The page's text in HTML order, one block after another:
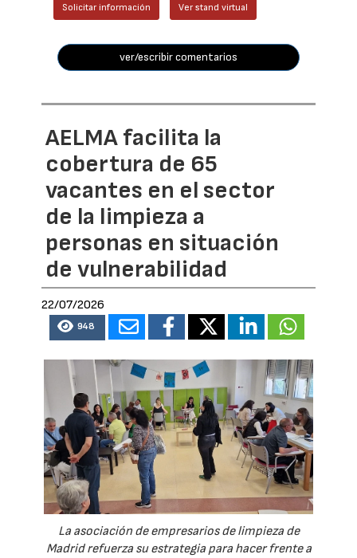
Solicitar información Ver stand virtual
ver/escribir comentarios
AELMA facilita la
cobertura de 65
vacantes en el sector
de la limpieza a
personas en situación
de vulnerabilidad
22/07/2026
948
La asociación de empresarios de limpieza de
Madrid refuerza su estrategia para hacer frente a